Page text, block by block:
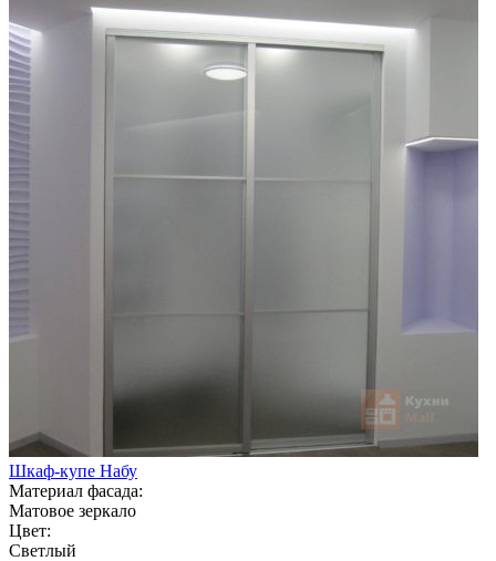
Шкаф-купе Набу
Материал фасада:
Матовое зеркало
Цвет:
Светлый